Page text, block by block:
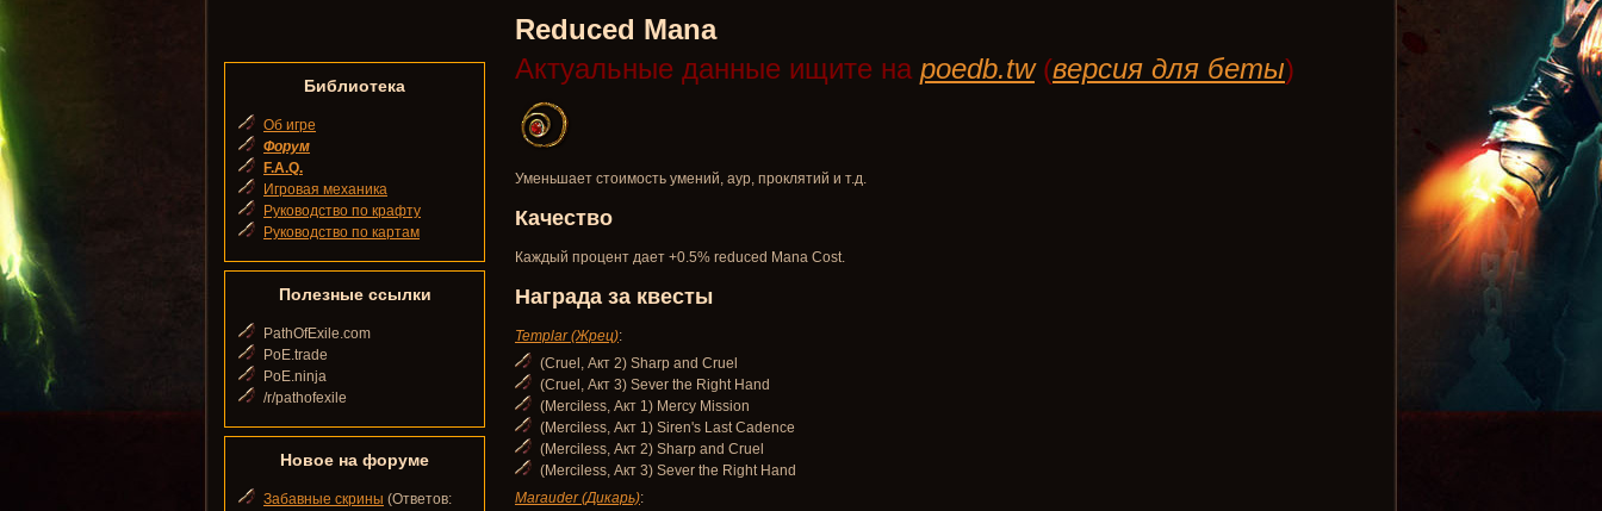
Reduced Mana
Актуальные данные ищите на poedb.tw(версия для беты)
Уменьшает стоимость умений, аур, проклятий и т.д.
Качество
Каждый процент дает +0.5% reduced Mana Cost.
Награда за квесты
Templar (Жрец):
(Cruel, Акт 2) Sharp and Cruel
(Cruel, Акт 3) Sever the Right Hand
(Merciless, Акт 1) Mercy Mission
(Merciless, Акт 1) Siren's Last Cadence
(Merciless, Акт 2) Sharp and Cruel
(Merciless, Акт 3) Sever the Right Hand
Marauder (Дикарь):
Библиотека
Об игре
Форум
F.A.Q.
Игровая механика
Руководство по крафту
Руководство по картам
Полезные ссылки
PathOfExile.com
PoE.trade
PoE.ninja
/r/pathofexile
Новое на форуме
Забавные скрины (Ответов: